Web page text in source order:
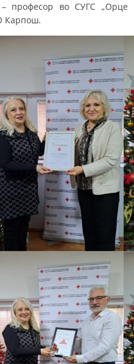
професор во СУГС „Орце
Карпош.